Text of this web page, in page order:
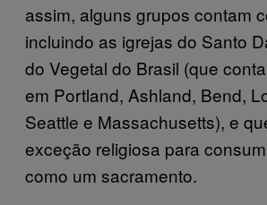
assim, alguns grupos contam
incluindo as igrejas do Santo
do Vegetal do Brasil (que
em Portland, Ashland, Bend,
Seattle e Massachusetts), e
exceção religiosa para
como um sacramento.